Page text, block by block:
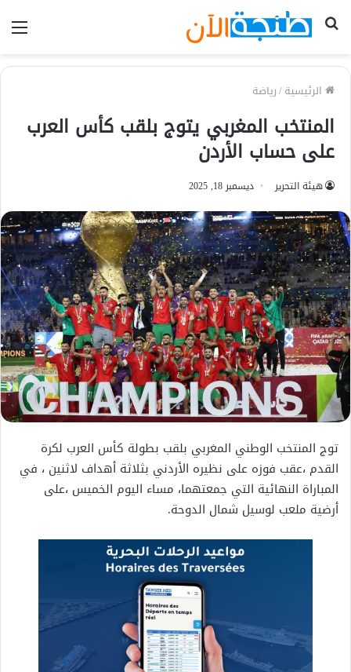
بحث
الرئيسية/رياضة
المنتخب المغربي يتوج بلقب كأس العرب
على حساب الأردن
هيئة التحرير ديسمبر 18, 2025
توج المنتخب الوطني المغربي بلقب بطولة كأس العرب لكرة
القدم ،عقب فوزه على نظيره الأردني بثلاثة أهداف لاثنين ، في
المباراة النهائية التي جمعتهما، مساء اليوم الخميس ،على
أرضية ملعب لوسيل شمال الدوحة.